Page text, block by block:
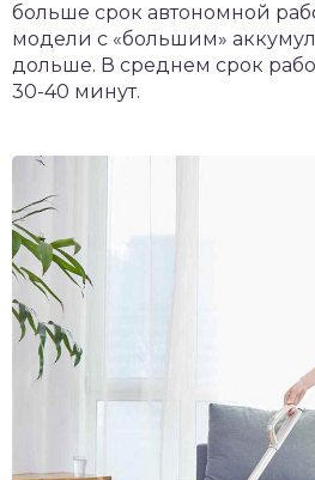
больше срок автономной
модели с «большим»
дольше. В среднем срок
30-40 минут.